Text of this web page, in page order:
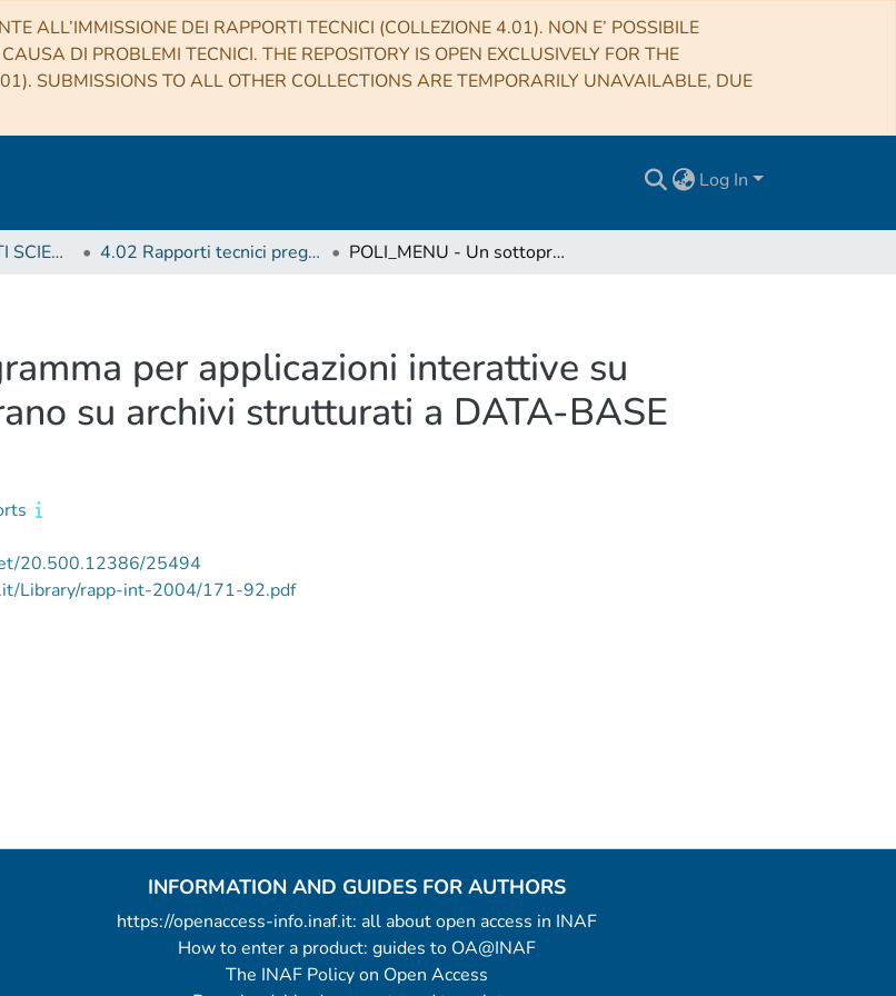
ALL’IMMISSIONE DEI RAPPORTI TECNICI (COLLEZIONE 4.01). NON E’ POSSIBILE
DI PROBLEMI TECNICI. THE REPOSITORY IS OPEN EXCLUSIVELY FOR THE
SUBMISSIONS TO ALL OTHER COLLECTIONS ARE TEMPORARILY UNAVAILABLE, DUE
Log In
4 ALTRI PRODOTTI SCIENTIFICI (Other scientific products) 4.02 Rapporti tecnici pregressi POLI_MENU - Un sottoprogramma per applicazioni interattive su personal computer che operano su archivi strutturati a DATA-BASE
per applicazioni interattive su
su archivi strutturati a DATA-BASE
20.500.12386/25494
Library/rapp-int-2004/171-92.pdf
INFORMATION AND GUIDES FOR AUTHORS
https://openaccess-info.inaf.it: all about open access in INAF
How to enter a product: guides to OA@INAF
The INAF Policy on Open Access